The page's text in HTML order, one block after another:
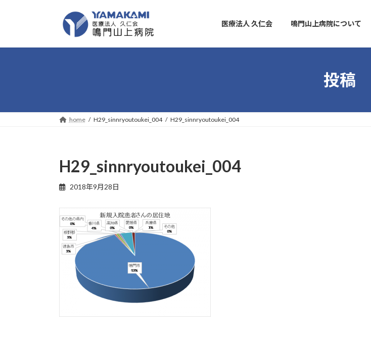
プ
動
医療法人 久仁会 鳴門山上病院について
投稿
home H29_sinnryoutoukei_004 H29_sinnryoutoukei_004
H29_sinnryoutoukei_004
2018年9月28日